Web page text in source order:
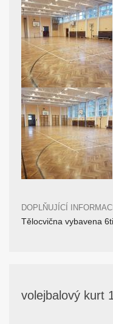
DOPLŇUJÍCÍ
Tělocvična vybavena
volejbalový kurt